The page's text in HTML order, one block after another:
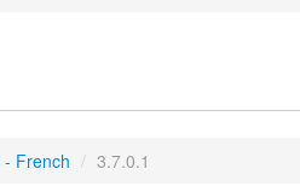
French / 3.7.0.1